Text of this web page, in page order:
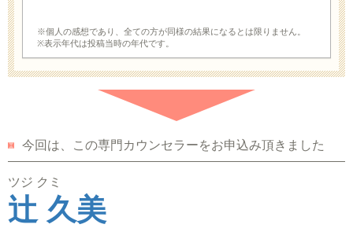
※個人の感想であり、全ての方が同様の結果になるとは限りません。
※表示年代は投稿当時の年代です。
今回は、この専門カウンセラーをお申込み頂きました
ツジ クミ
辻 久美